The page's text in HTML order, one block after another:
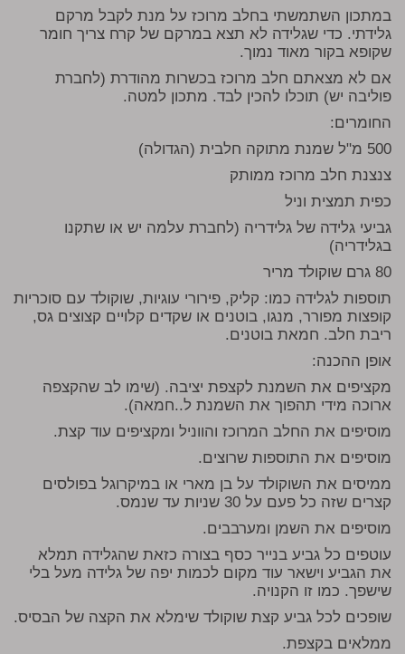
במתכון השתמשתי בחלב מרוכז על מנת לקבל מרקם
גלידתי. כדי שגלידה לא תצא במרקם של קרח צריך חומר
שקופא בקור מאוד נמוך.
אם לא מצאתם חלב מרוכז בכשרות מהודרת (לחברת
פוליבה יש) תוכלו להכין לבד. מתכון למטה.
החומרים:
500 מ"ל שמנת מתוקה חלבית (הגדולה)
צנצנת חלב מרוכז ממותק
כפית תמצית וניל
גביעי גלידה של גלידריה (לחברת עלמה יש או שתקנו
בגלידריה)
80 גרם שוקולד מריר
תוספות לגלידה כמו: קליק, פירורי עוגיות, שוקולד עם סוכריות
קופצות מפורר, מנגו, בוטנים או שקדים קלויים קצוצים גס,
ריבת חלב. חמאת בוטנים.
אופן ההכנה:
מקציפים את השמנת לקצפת יציבה. (שימו לב שהקצפה
ארוכה מידי תהפוך את השמנת ל..חמאה).
מוסיפים את החלב המרוכז והווניל ומקציפים עוד קצת.
מוסיפים את התוספות שרוצים.
ממיסים את השוקולד על בן מארי או במיקרוגל בפולסים
קצרים שזה כל פעם על 30 שניות עד שנמס.
מוסיפים את השמן ומערבבים.
עוטפים כל גביע בנייר כסף בצורה כזאת שהגלידה תמלא
את הגביע וישאר עוד מקום לכמות יפה של גלידה מעל בלי
שישפך. כמו זו הקנויה.
שופכים לכל גביע קצת שוקולד שימלא את הקצה של הבסיס.
ממלאים בקצפת.